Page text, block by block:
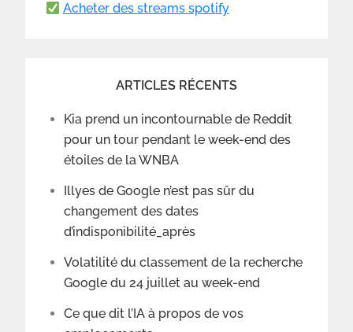
Acheter des streams spotify
ARTICLES RÉCENTS
Kia prend un incontournable de Reddit
pour un tour pendant le week-end des
étoiles de la WNBA
Illyes de Google n’est pas sûr du
changement des dates
d’indisponibilité_après
Volatilité du classement de la recherche
Google du 24 juillet au week-end
Ce que dit l’IA à propos de vos